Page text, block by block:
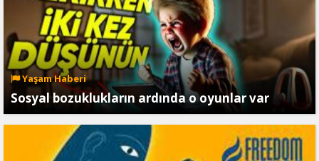
Yaşam Haberi
Sosyal bozuklukların ardında o oyunlar var